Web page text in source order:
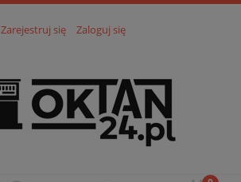
Zarejestruj się Zaloguj się